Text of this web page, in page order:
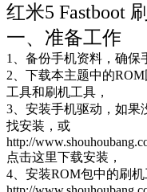
红米5 Fastboot
一、准备工作
1、备份手机资料，确保
2、下载本主题中的
工具和刷机工具，
3、安装手机驱动，如果
找安装，或
http://
点击这里下载安装，
4、安装ROM包中的刷